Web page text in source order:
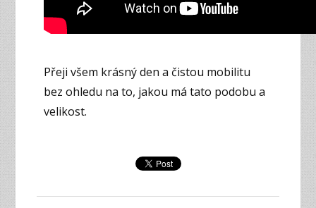
Přeji všem krásný den a čistou mobilitu
bez ohledu na to, jakou má tato podobu a
velikost.